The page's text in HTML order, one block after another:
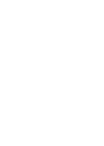
Вакансии